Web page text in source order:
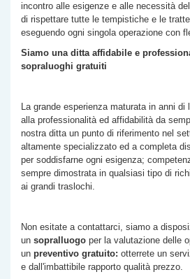
incontro alle esigenze e alle necessità
di rispettare tutte le tempistiche e le
eseguendo ogni singola operazione con
Siamo una ditta affidabile e
sopraluoghi gratuiti
La grande esperienza maturata in anni di
alla professionalità ed affidabilità da
nostra ditta un punto di riferimento nel
altamente specializzato ed a completa
per soddisfarne ogni esigenza;
sempre dimostrata in qualsiasi tipo di
ai grandi traslochi.
Non esitate a contattarci, siamo a
un sopralluogo per la valutazione delle
un preventivo gratuito: otterrete un
e dall'imbattibile rapporto qualità prezzo.